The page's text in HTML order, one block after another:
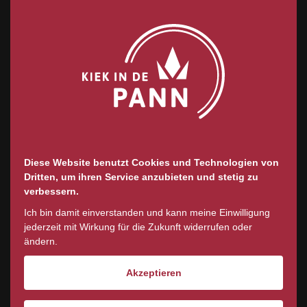
müssen, schließlich würden sich mein
Aufgabenbereich, meine Arbeitszeiten und
meine Rolle im Team gewaltig ändern.
Aber die Entscheidung für eine Zusage
Ich habe seitdem einiges dazugelernt und
auch öfter Fehler gemacht. Aber ich hatte
eine Mission: Meine Kollegen sollen
zufrieden sein und der Laden läuft.
Auch in den schweren Coronazeiten waren
wir füreinander da.
Diese Website benutzt Cookies und Technologien von
Dritten, um ihren Service anzubieten und stetig zu
verbessern.
Ich bin damit einverstanden und kann meine Einwilligung
jederzeit mit Wirkung für die Zukunft widerrufen oder
ändern.
Akzeptieren